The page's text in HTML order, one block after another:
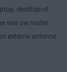
desktop of
van uw router
externe antenne